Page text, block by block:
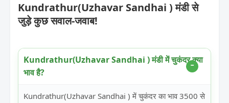
Kundrathur(Uzhavar Sandhai ) मंडी से
जुड़े कुछ सवाल-जवाब!
Kundrathur(Uzhavar Sandhai ) मंडी में चुकंदर क्या
भाव है?
Kundrathur(Uzhavar Sandhai ) में चुकंदर का भाव 3500 से